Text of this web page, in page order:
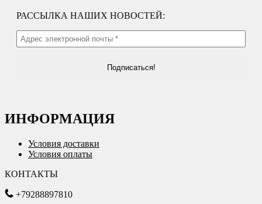
РАССЫЛКА НАШИХ НОВОСТЕЙ:
ИНФОРМАЦИЯ
Условия доставки
Условия оплаты
КОНТАКТЫ
+79288897810